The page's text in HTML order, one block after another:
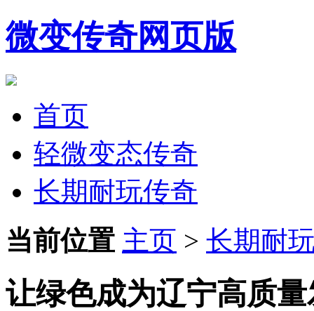
微变传奇网页版
首页
轻微变态传奇
长期耐玩传奇
当前位置 主页 > 长期耐
让绿色成为辽宁高质